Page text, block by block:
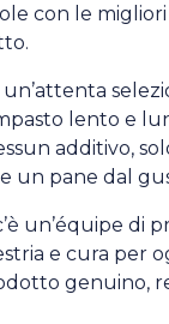
con le
lento e
additivo,
un pane dal
un’équipe di
e cura per
genuino,